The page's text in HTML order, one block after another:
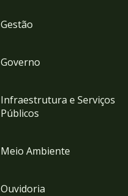
Gestão
Governo
Infraestrutura e Serviços
Públicos
Meio Ambiente
Ouvidoria